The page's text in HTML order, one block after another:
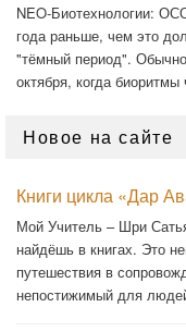
NEO-Биотехнологии:
года раньше, чем это
"тёмный период".
октября, когда биоритмы
Новое на сайте
Книги цикла «Дар
Мой Учитель – Шри
найдёшь в книгах. Это
путешествия в
непостижимый для